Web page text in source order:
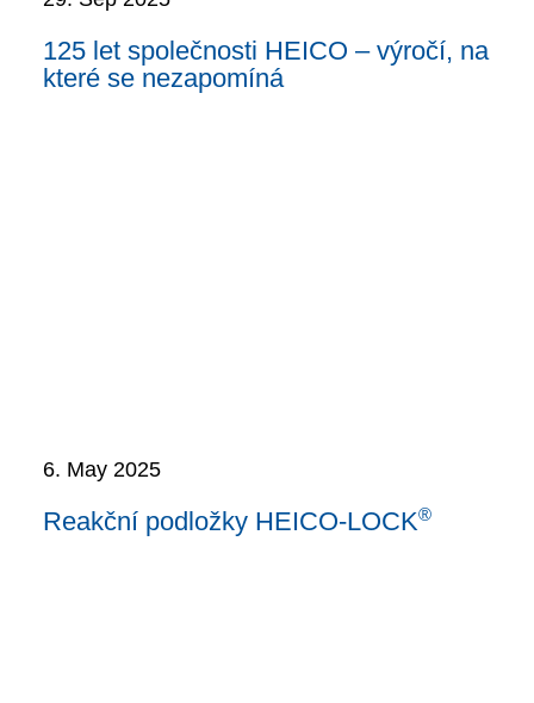
125 let společnosti HEICO – výročí, na
které se nezapomíná
6. May 2025
Reakční podložky HEICO-LOCK®